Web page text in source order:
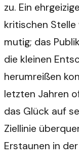
zu. Ein
kritischen
mutig; das
die kleinen
herumreißen
letzten Jahren
das Glück auf
Ziellinie
Erstaunen in